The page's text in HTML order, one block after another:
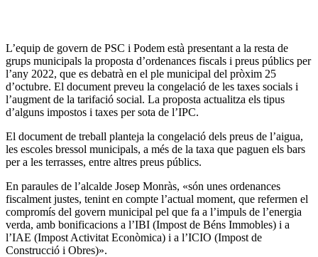
L’equip de govern de PSC i Podem està presentant a la resta de
grups municipals la proposta d’ordenances fiscals i preus públics per
l’any 2022, que es debatrà en el ple municipal del pròxim 25
d’octubre. El document preveu la congelació de les taxes socials i
l’augment de la tarifació social. La proposta actualitza els tipus
d’alguns impostos i taxes per sota de l’IPC.
El document de treball planteja la congelació dels preus de l’aigua,
les escoles bressol municipals, a més de la taxa que paguen els bars
per a les terrasses, entre altres preus públics.
En paraules de l’alcalde Josep Monràs, «són unes ordenances
fiscalment justes, tenint en compte l’actual moment, que refermen el
compromís del govern municipal pel que fa a l’impuls de l’energia
verda, amb bonificacions a l’IBI (Impost de Béns Immobles) i a
l’IAE (Impost Activitat Econòmica) i a l’ICIO (Impost de
Construcció i Obres)».